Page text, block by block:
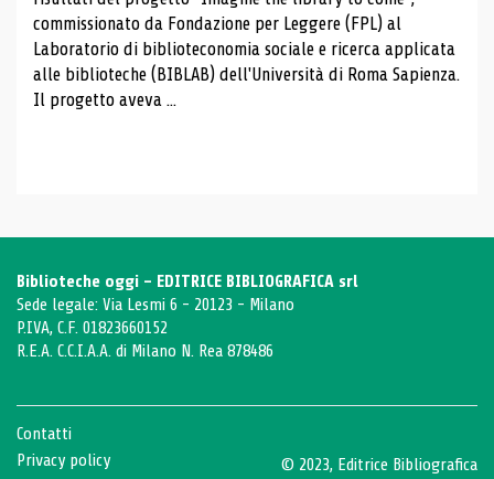
commissionato da Fondazione per Leggere (FPL) al
Laboratorio di biblioteconomia sociale e ricerca applicata
alle biblioteche (BIBLAB) dell'Università di Roma Sapienza.
Il progetto aveva ...
Biblioteche oggi - EDITRICE BIBLIOGRAFICA srl
Sede legale: Via Lesmi 6 - 20123 - Milano
P.IVA, C.F. 01823660152
R.E.A. C.C.I.A.A. di Milano N. Rea 878486
Contatti
Privacy policy
© 2023, Editrice Bibliografica